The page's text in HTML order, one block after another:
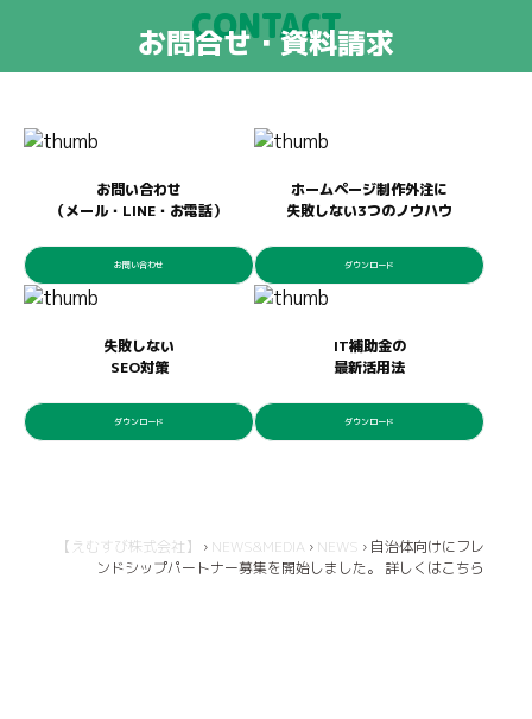
CONTACT
お問合せ・資料請求
お問い合わせ
（メール・LINE・お電話）
お問い合わせ
ホームページ制作外注に
失敗しない3つのノウハウ
ダウンロード
失敗しない
SEO対策
ダウンロード
IT補助金の
最新活用法
ダウンロード
【えむすび株式会社】 › NEWS&MEDIA › NEWS › 自治体向けにフレ
ンドシップパートナー募集を開始しました。 詳しくはこちら